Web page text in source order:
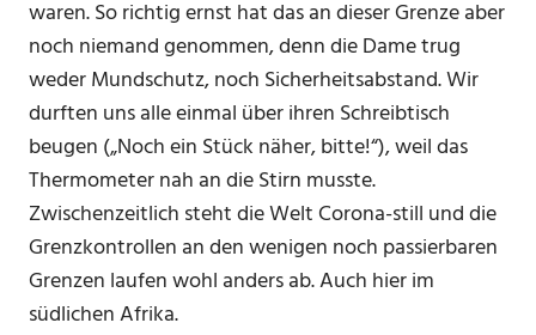
waren. So richtig ernst hat das an dieser Grenze aber
noch niemand genommen, denn die Dame trug
weder Mundschutz, noch Sicherheitsabstand. Wir
durften uns alle einmal über ihren Schreibtisch
beugen („Noch ein Stück näher, bitte!“), weil das
Thermometer nah an die Stirn musste.
Zwischenzeitlich steht die Welt Corona-still und die
Grenzkontrollen an den wenigen noch passierbaren
Grenzen laufen wohl anders ab. Auch hier im
südlichen Afrika.